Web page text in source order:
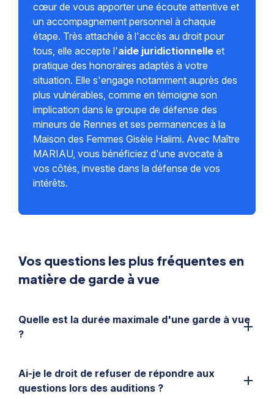
cœur de vous apporter une écoute attentive et
un accompagnement personnel à chaque
étape. Très attachée à l'accès au droit pour
tous, elle accepte l'aide juridictionnelleet
pratique des honoraires adaptés à votre
situation. Elle s'engage notamment auprès des
plus vulnérables, comme en témoigne son
implication dans le groupe de défense des
mineurs de Rennes et ses permanences à la
Maison des Femmes Gisèle Halimi. Avec Maître
MARIAU, vous bénéficiez d'une avocate à
vos côtés, investie dans la défense de vos
intérêts.
Vos questions les plus fréquentes en
matière de garde à vue
Quelle est la durée maximale d'une garde à vue
?
Initialement de 24 heures, la garde à vue peut être
prolongée jusqu'à 48 heures sur décision du
Ai-je le droit de refuser de répondre aux
questions lors des auditions ?